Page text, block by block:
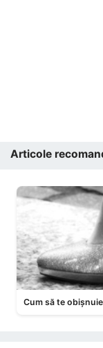
Articole
Cum să te